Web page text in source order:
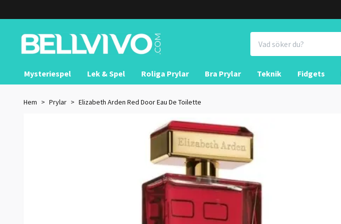
Mysteriespel Lek & Spel Roliga Prylar Bra Prylar Teknik Fidgets
Hem Prylar Elizabeth Arden Red Door Eau De Toilette